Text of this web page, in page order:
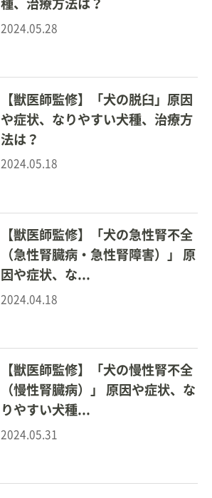
種、治療方法は？
2024.05.28
【獣医師監修】「犬の脱臼」原因
や症状、なりやすい犬種、治療方
法は？
2024.05.18
【獣医師監修】「犬の急性腎不全
（急性腎臓病・急性腎障害）」 原
因や症状、な...
2024.04.18
【獣医師監修】「犬の慢性腎不全
（慢性腎臓病）」 原因や症状、な
りやすい犬種...
2024.05.31